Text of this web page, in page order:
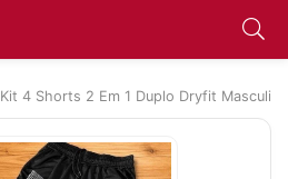
Kit 4 Shorts 2 Em 1 Duplo Dryfit